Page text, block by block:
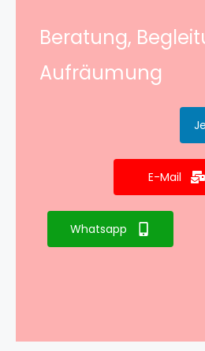
Beratung,
Aufräumung
E-Mail
Whatsapp